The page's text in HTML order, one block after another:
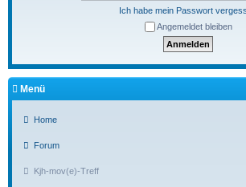
Ich habe mein Passwort
Angemeldet bleiben
Menü
Home
Forum
Kjh-mov(e)-Treff